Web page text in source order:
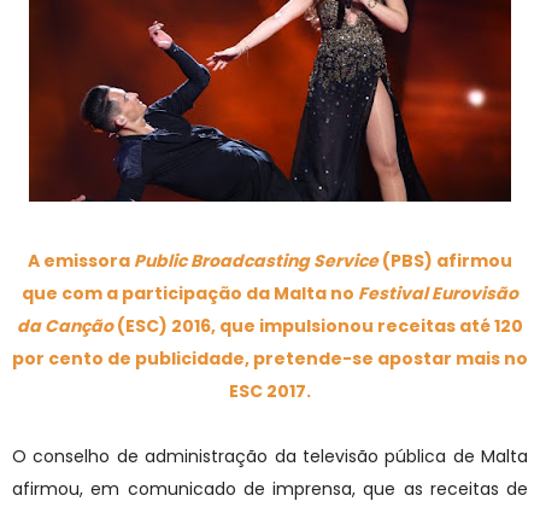
A emissora Public Broadcasting Service(PBS) afirmou
que com a participação da Malta no Festival Eurovisão
da Canção(ESC) 2016, que impulsionou receitas até 120
por cento de publicidade, pretende-se apostar mais no
ESC 2017.
O conselho de administração da televisão pública de Malta
afirmou, em comunicado de imprensa, que as receitas de